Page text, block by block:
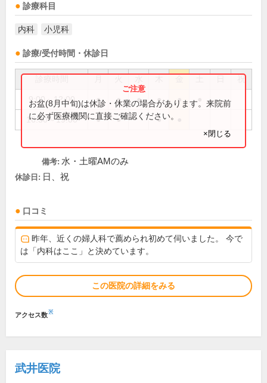
診療科目
内科 小児科
診療/受付時間・休診日
祝
9:00～12:00 ● ● ● ● ●
16:30～19:00 ● ● ●
お盆(8月中旬)は休診・休業の場合があります。来院前
に必ず医療機関に直接ご確認ください。
×閉じる
備考: 水・土曜AMのみ
休診日: 日、祝
口コミ
昨年、近くの婦人科で薦められ初めて伺いました。 今で
は「内科はここ」と決めています。
この医院の詳細をみる
アクセス数※
武井医院